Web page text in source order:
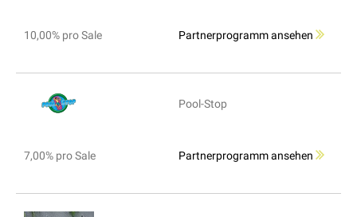
10,00% pro Sale Partnerprogramm ansehen
Pool-Stop
7,00% pro Sale Partnerprogramm ansehen